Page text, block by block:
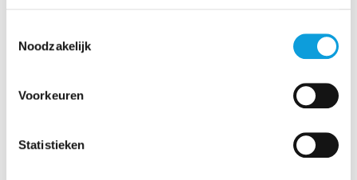
Noodzakelijk
Voorkeuren
Statistieken
Blacklights voor een intense en sfeervolle
verlichting
Fluorescerende volleyballen en veldmarkeringen
voor spelers (armbanden, gezichtsverf)